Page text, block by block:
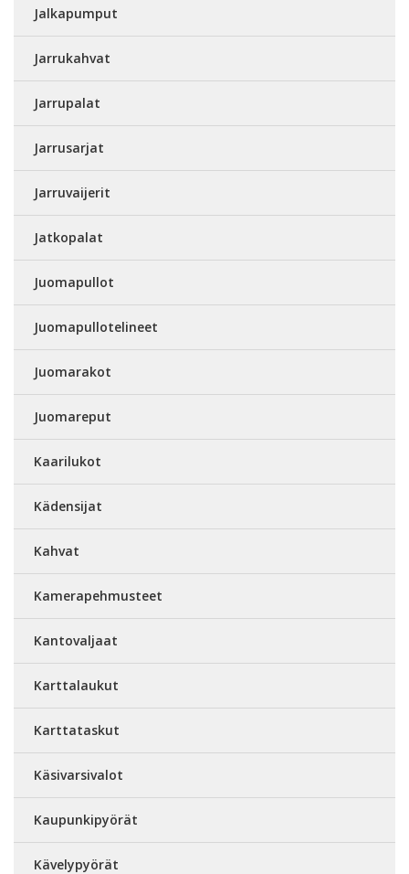
Jalkapumput
Jarrukahvat
Jarrupalat
Jarrusarjat
Jarruvaijerit
Jatkopalat
Juomapullot
Juomapullotelineet
Juomarakot
Juomareput
Kaarilukot
Kädensijat
Kahvat
Kamerapehmusteet
Kantovaljaat
Karttalaukut
Karttataskut
Käsivarsivalot
Kaupunkipyörät
Kävelypyörät